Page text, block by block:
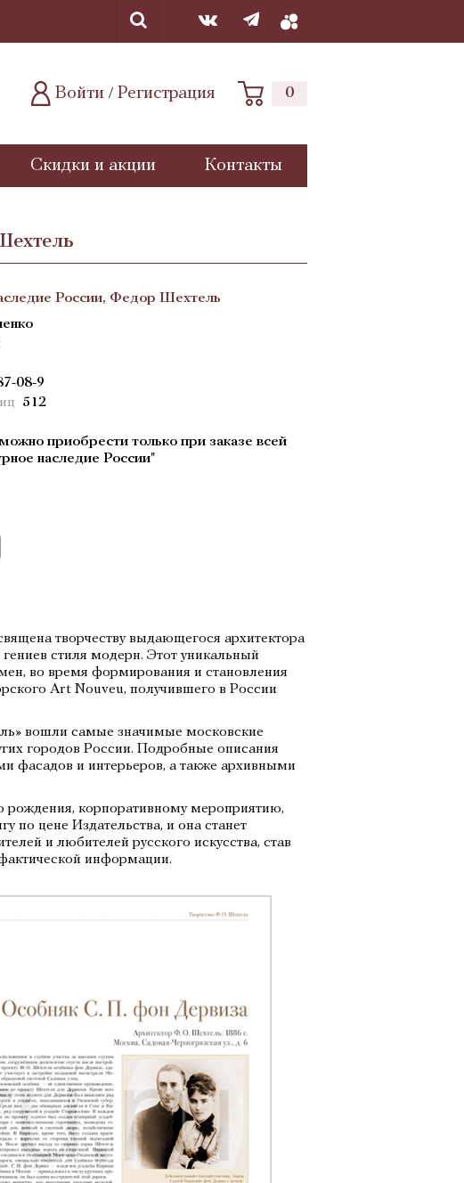
Войти / Регистрация 0
Скидки и акции Контакты
России, Федор Шехтель
08-9
512
приобрести только при заказе всей
наследие России"
творчеству выдающегося архитектора
стиля модерн. Этот уникальный
во время формирования и становления
Art Nouveu, получившего в России
вошли самые значимые московские
городов России. Подробные описания
фасадов и интерьеров, а также архивными
корпоративному мероприятию,
по цене Издательства, и она станет
и любителей русского искусства, став
информации.